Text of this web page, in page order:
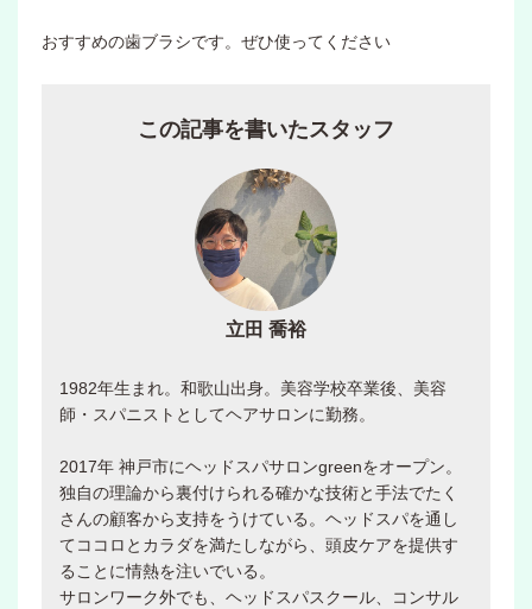
おすすめの歯ブラシです。ぜひ使ってください
この記事を書いたスタッフ
立田 喬裕
1982年生まれ。和歌山出身。美容学校卒業後、美容
師・スパニストとしてヘアサロンに勤務。
2017年 神戸市にヘッドスパサロンgreenをオープン。
独自の理論から裏付けられる確かな技術と手法でたく
さんの顧客から支持をうけている。ヘッドスパを通し
てココロとカラダを満たしながら、頭皮ケアを提供す
ることに情熱を注いでいる。
サロンワーク外でも、ヘッドスパスクール、コンサル